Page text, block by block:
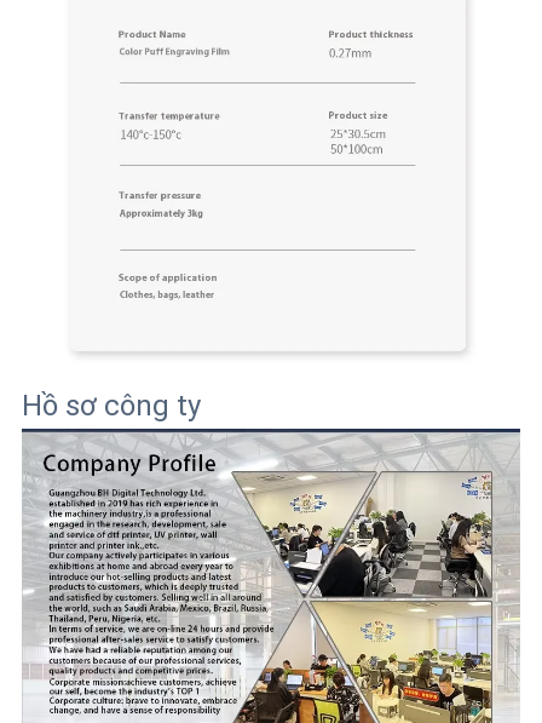
Hồ sơ công ty